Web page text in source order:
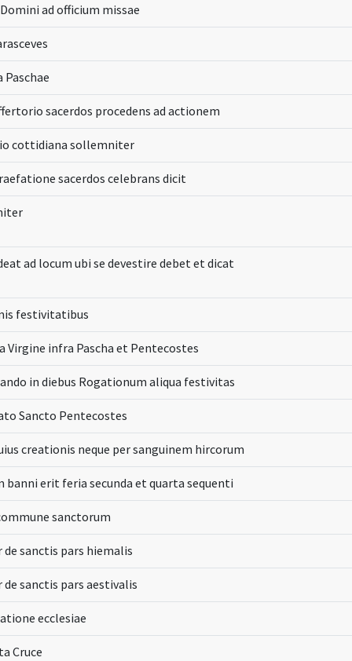
ad officium missae
sacerdos procedens ad actionem
cottidiana sollemniter
sacerdos celebrans dicit
ad locum ubi se devestire debet et dicat
festivitatibus
Virgine infra Pascha et Pentecostes
in diebus Rogationum aliqua festivitas
Sancto Pentecostes
creationis neque per sanguinem hircorum
banni erit feria secunda et quarta sequenti
sanctorum
de sanctis pars hiemalis
de sanctis pars aestivalis
ecclesiae
Cruce